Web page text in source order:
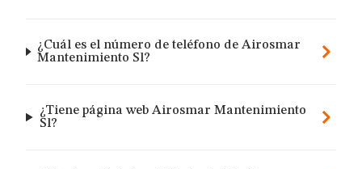
¿Cuál es el número de teléfono de Airosmar
Mantenimiento Sl?
¿Tiene página web Airosmar Mantenimiento
Sl?